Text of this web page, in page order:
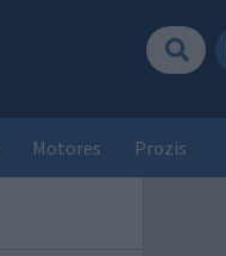
Motores Prozis